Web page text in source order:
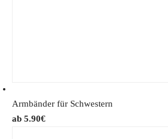
Armbänder für Schwestern
5.90€